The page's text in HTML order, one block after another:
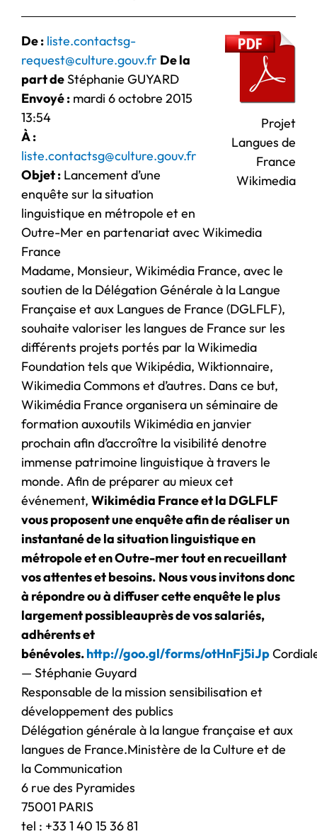
Projet
Langues de
France
Wikimedia
De : liste.contactsg-
request@culture.gouv.fr De la
part deStéphanie GUYARD
Envoyé : mardi 6 octobre 2015
13:54
À :
liste.contactsg@culture.gouv.fr
Objet : Lancement d’une
enquête sur la situation
linguistique en métropole et en
Outre-Mer en partenariat avec Wikimedia
France
Madame, Monsieur, Wikimédia France, avec le
soutien de la Délégation Générale à la Langue
Française et aux Langues de France (DGLFLF),
souhaite valoriser les langues de France sur les
différents projets portés par la Wikimedia
Foundation tels que Wikipédia, Wiktionnaire,
Wikimedia Commons et d’autres. Dans ce but,
Wikimédia France organisera un séminaire de
formation auxoutils Wikimédia en janvier
prochain afin d’accroître la visibilité denotre
immense patrimoine linguistique à travers le
monde. Afin de préparer au mieux cet
événement, Wikimédia France et la DGLFLF
vousproposent une enquête afin de réaliser un
instantané de la situationlinguistique en
métropole et en Outre-mer tout en recueillant
vos attenteset besoins. Nous vous invitons donc
à répondre ou à diffuser cette enquête le plus
largement possibleauprès de vos salariés,
adhérents et
bénévoles.http://goo.gl/forms/otHnFj5iJp
— Stéphanie Guyard
Responsable de la mission sensibilisation et
développement des publics
Délégation générale à la langue française et aux
langues de France.Ministère de la Culture et de
la Communication
6 rue des Pyramides
75001 PARIS
tel : +33 1 40 15 36 81